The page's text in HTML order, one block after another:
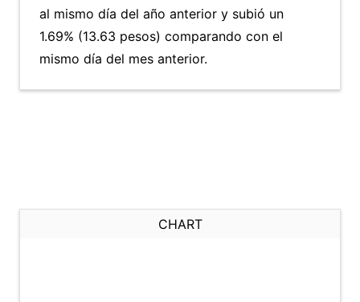
al mismo día del año anterior y subió un
1.69% (13.63 pesos) comparando con el
mismo día del mes anterior.
CHART